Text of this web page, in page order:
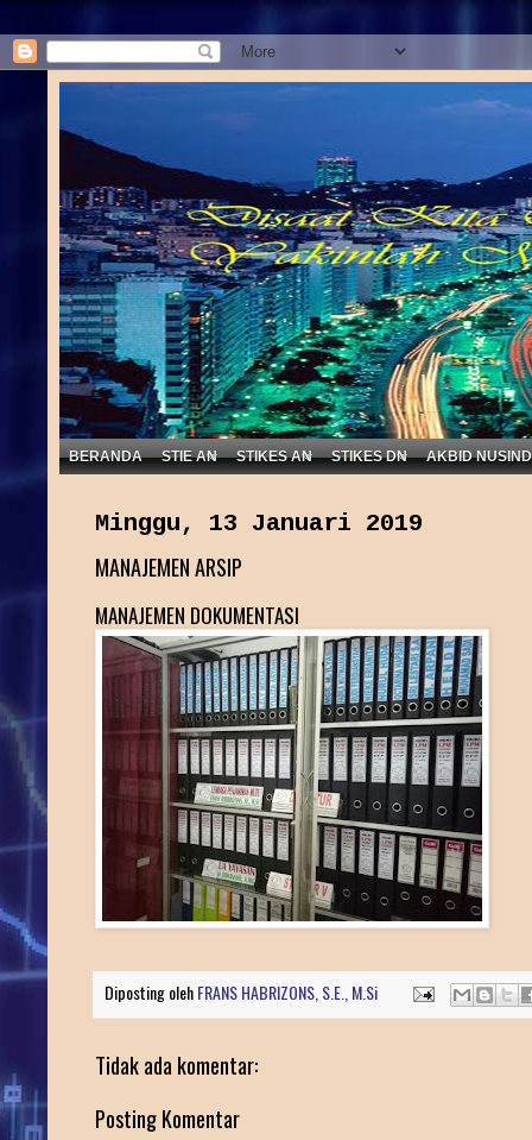
BERANDA STIE AN STIKES AN STIKES DN AKBID
Minggu, 13 Januari 2019
MANAJEMEN ARSIP
MANAJEMEN DOKUMENTASI
Diposting olehFRANS HABRIZONS, S.E., M.Si
Tidak ada komentar:
Posting Komentar